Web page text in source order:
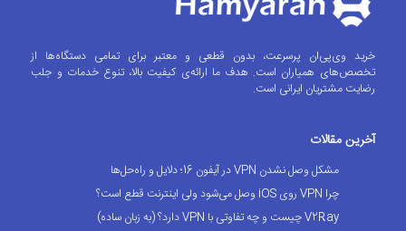
خرید وی‌پی‌ان پرسرعت، بدون قطعی و معتبر برای تمامی دستگاه‌ها از
تخصص‌های همیاران است. هدف ما ارائه‌ی کیفیت بالا، تنوع خدمات و جلب
رضایت مشتریان ایرانی است.
آخرین مقالات
مشکل وصل نشدن VPN در آیفون 16؛ دلایل و راه‌حل‌ها
چرا VPN روی iOS وصل می‌شود ولی اینترنت قطع است؟
V2Ray چیست و چه تفاوتی با VPN دارد؟ (به زبان ساده)